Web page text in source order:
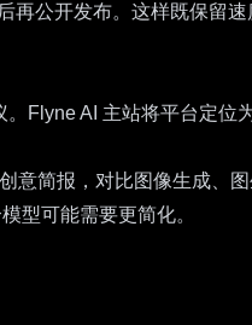
公开发布。这样既保留
Flyne AI 主站将平台定位
意简报，对比图像生成、
型可能需要更简化。